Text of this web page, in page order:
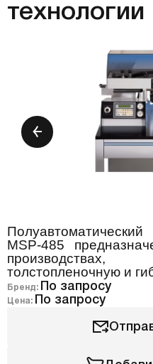
MSP-485
толстопленочную и
Бренд: По запросу
Цена: По запросу